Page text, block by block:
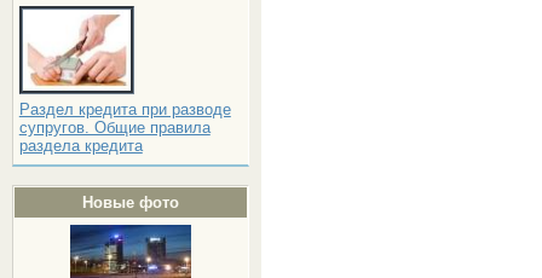
Раздел кредита при разводе
супругов. Общие правила
раздела кредита
Новые фото